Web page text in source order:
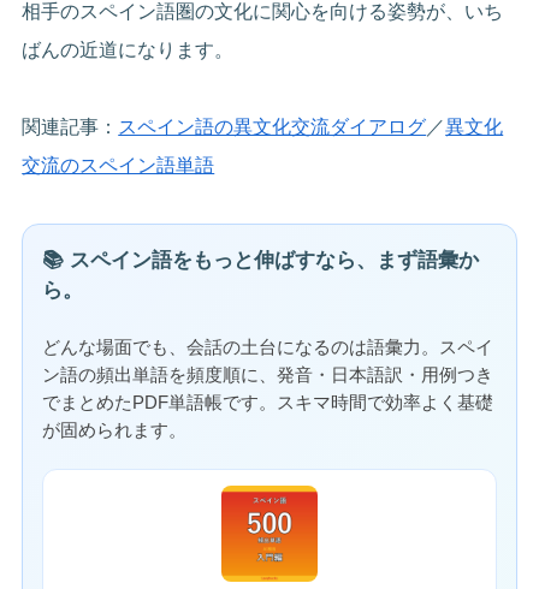
相手のスペイン語圏の文化に関心を向ける姿勢が、いち
ばんの近道になります。
関連記事： スペイン語の異文化交流ダイアログ ／異文化
交流のスペイン語単語
📚 スペイン語をもっと伸ばすなら、まず語彙か
ら。
どんな場面でも、会話の土台になるのは語彙力。スペイ
ン語の頻出単語を頻度順に、発音・日本語訳・用例つき
でまとめたPDF単語帳です。スキマ時間で効率よく基礎
が固められます。